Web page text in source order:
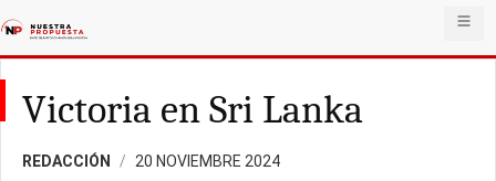
Victoria en Sri Lanka
REDACCIÓN 20 NOVIEMBRE 2024